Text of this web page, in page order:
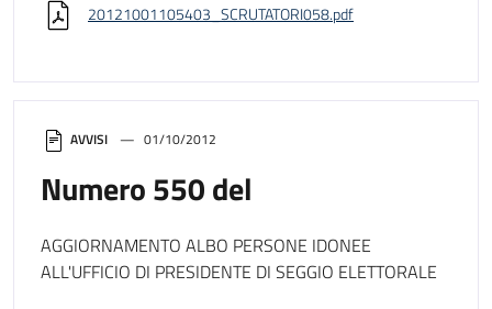
AVVISI 01/10/2012
Numero 550 del
AGGIORNAMENTO ALBO PERSONE IDONEE
ALL'UFFICIO DI PRESIDENTE DI SEGGIO ELETTORALE
20121001105403_SCRUTATORI058.pdf